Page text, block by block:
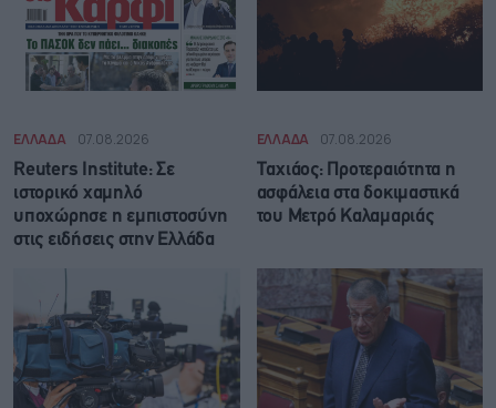
ΕΛΛΑΔΑ 07.08.2026
Reuters Institute: Σε
ιστορικό χαμηλό
υποχώρησε η εμπιστοσύνη
στις ειδήσεις στην Ελλάδα
ΕΛΛΑΔΑ 07.08.2026
Ταχιάος: Προτεραιότητα η
ασφάλεια στα δοκιμαστικά
του Μετρό Καλαμαριάς